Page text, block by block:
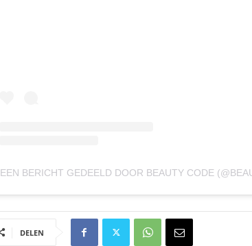
EEN BERICHT GEDEELD DOOR BEAUTY CODE
DELEN